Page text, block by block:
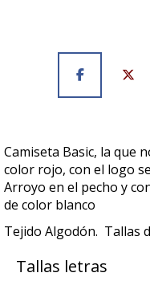
Camiseta Basic, la que
color rojo, con el logo
Arroyo en el pecho y
de color blanco
Tejido Algodón. Tallas
Tallas letras